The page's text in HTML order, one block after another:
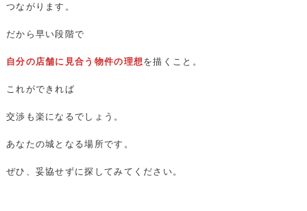
つながります。
だから早い段階で
自分の店舗に見合う物件の理想 を描くこと。
これができれば
交渉も楽になるでしょう。
あなたの城となる場所です。
ぜひ、妥協せずに探してみてください。